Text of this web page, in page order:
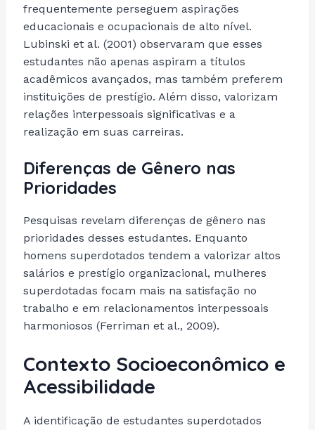
frequentemente perseguem aspirações
educacionais e ocupacionais de alto nível.
Lubinski et al. (2001) observaram que esses
estudantes não apenas aspiram a títulos
acadêmicos avançados, mas também preferem
instituições de prestígio. Além disso, valorizam
relações interpessoais significativas e a
realização em suas carreiras.
Diferenças de Gênero nas
Prioridades
Pesquisas revelam diferenças de gênero nas
prioridades desses estudantes. Enquanto
homens superdotados tendem a valorizar altos
salários e prestígio organizacional, mulheres
superdotadas focam mais na satisfação no
trabalho e em relacionamentos interpessoais
harmoniosos (Ferriman et al., 2009).
Contexto Socioeconômico e
Acessibilidade
A identificação de estudantes superdotados